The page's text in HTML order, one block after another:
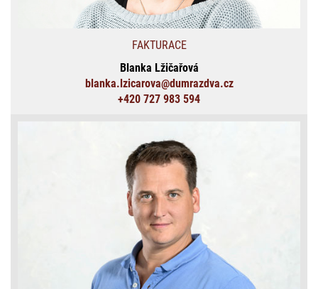
FAKTURACE
Blanka Lžičařová
blanka.lzicarova@dumrazdva.cz
+420 727 983 594